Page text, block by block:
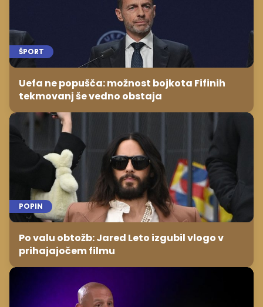
ŠPORT
Uefa ne popušča: možnost bojkota Fifinih
tekmovanj še vedno obstaja
POPIN
Po valu obtožb: Jared Leto izgubil vlogo v
prihajajočem filmu